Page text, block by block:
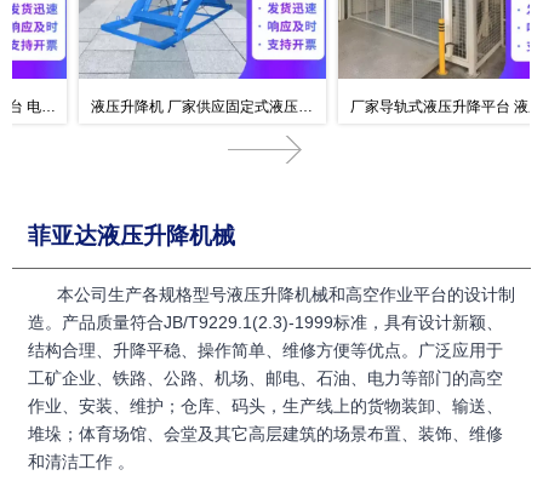
液压升降机 厂家供应固定式液压升
厂家导轨式液压升降平台 液压升降
菲亚达液压升降机械
本公司生产各规格型号液压升降机械和高空作业平台的设计制
造。产品质量符合JB/T9229.1(2.3)-1999标准，具有设计新颖、
结构合理、升降平稳、操作简单、维修方便等优点。广泛应用于
工矿企业、铁路、公路、机场、邮电、石油、电力等部门的高空
作业、安装、维护；仓库、码头，生产线上的货物装卸、输送、
堆垛；体育场馆、会堂及其它高层建筑的场景布置、装饰、维修
和清洁工作 。